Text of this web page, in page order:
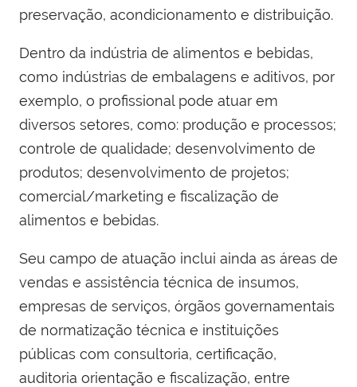
preservação, acondicionamento e distribuição.
Dentro da indústria de alimentos e bebidas,
como indústrias de embalagens e aditivos, por
exemplo, o profissional pode atuar em
diversos setores, como: produção e processos;
controle de qualidade; desenvolvimento de
produtos; desenvolvimento de projetos;
comercial/marketing e fiscalização de
alimentos e bebidas.
Seu campo de atuação inclui ainda as áreas de
vendas e assistência técnica de insumos,
empresas de serviços, órgãos governamentais
de normatização técnica e instituições
públicas com consultoria, certificação,
auditoria orientação e fiscalização, entre